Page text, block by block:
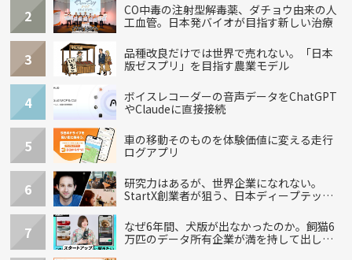
2
CO中毒の注射型解毒薬、ダチョウ由来の人
工血管。日本発バイオが目指す新しい治療
3
品種改良だけでは世界で売れない。「日本
版ゼスプリ」を目指す農業モデル
4
ボイスレコーダーの音声データをChatGPT
やClaudeに直接接続
5
車の移動そのものを体験価値に変える走行
ログアプリ
6
研究力はあるが、世界企業になれない。
StartX創業者が狙う、日本ディープテック
7
なぜ6年間、犬版が出なかったのか。飼猫6
万匹のデータ所有企業が満を持して出し